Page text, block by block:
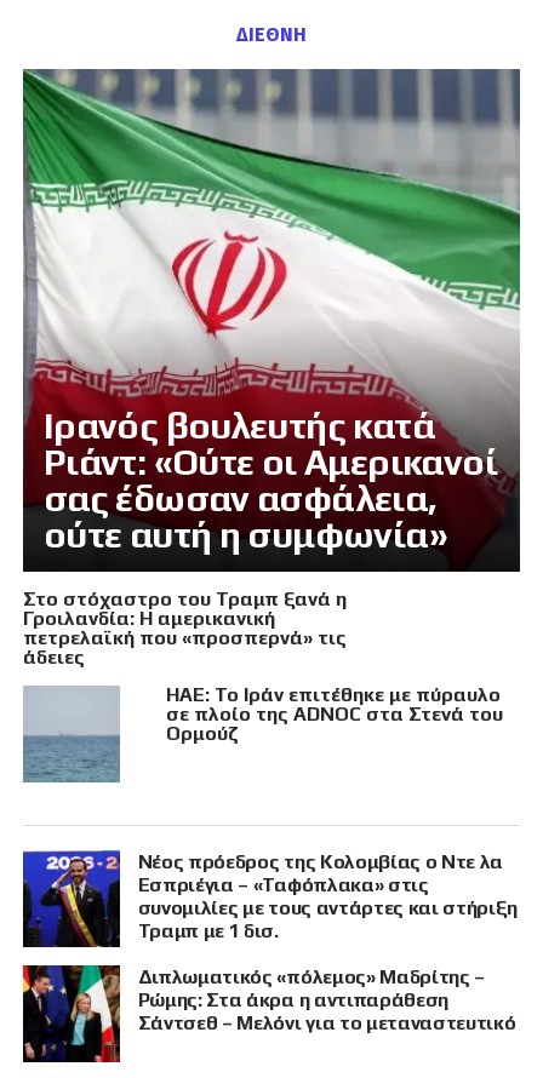
ΔΙΕΘΝΗ
Ιρανός βουλευτής κατά
Ριάντ: «Ούτε οι Αμερικανοί
σας έδωσαν ασφάλεια,
ούτε αυτή η συμφωνία»
Στο στόχαστρο του Τραμπ ξανά η
Γροιλανδία: Η αμερικανική
πετρελαϊκή που «προσπερνά» τις
άδειες
ΗΑΕ: Το Ιράν επιτέθηκε με πύραυλο
σε πλοίο της ADNOC στα Στενά του
Ορμούζ
Νέος πρόεδρος της Κολομβίας ο Ντε λα
Εσπριέγια – «Ταφόπλακα» στις
συνομιλίες με τους αντάρτες και στήριξη
Τραμπ με 1 δισ.
Διπλωματικός «πόλεμος» Μαδρίτης –
Ρώμης: Στα άκρα η αντιπαράθεση
Σάντσεθ – Μελόνι για το μεταναστευτικό